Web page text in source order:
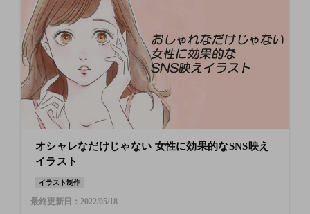
オシャレなだけじゃない 女性に効果的なSNS映え
イラスト
イラスト制作
最終更新日：2022/05/18